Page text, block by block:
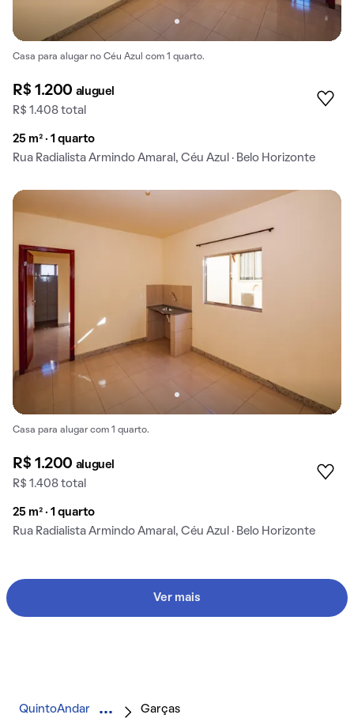
Casa para alugar no Céu Azul com 1 quarto.
R$ 1.200 aluguel
R$ 1.408 total
25 m² · 1 quarto
Rua Radialista Armindo Amaral, Céu Azul · Belo Horizonte
Casa para alugar com 1 quarto.
R$ 1.200 aluguel
R$ 1.408 total
25 m² · 1 quarto
Rua Radialista Armindo Amaral, Céu Azul · Belo Horizonte
Ver mais
QuintoAndar Garças